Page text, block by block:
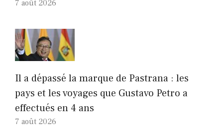
7 août 2026
Il a dépassé la marque de Pastrana : les
pays et les voyages que Gustavo Petro a
effectués en 4 ans
7 août 2026